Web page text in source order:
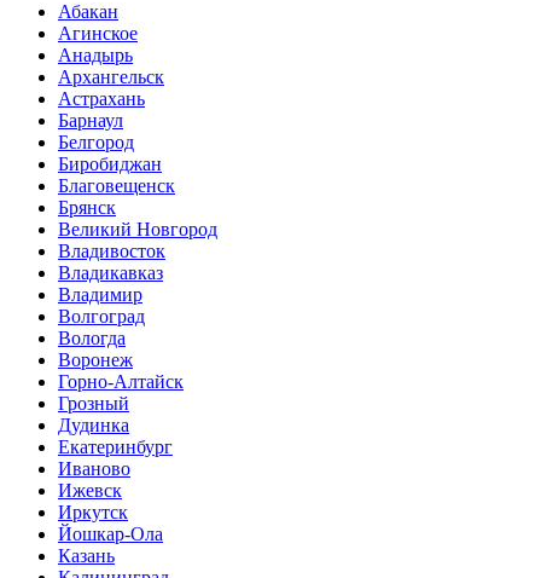
Абакан
Агинское
Анадырь
Архангельск
Астрахань
Барнаул
Белгород
Биробиджан
Благовещенск
Брянск
Великий Новгород
Владивосток
Владикавказ
Владимир
Волгоград
Вологда
Воронеж
Горно-Алтайск
Грозный
Дудинка
Екатеринбург
Иваново
Ижевск
Иркутск
Йошкар-Ола
Казань